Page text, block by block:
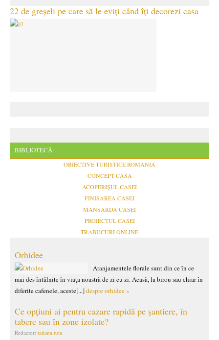
22 de greșeli pe care să le eviți când îți decorezi casa
BIBLIOTECĂ:
OBIECTIVE TURISTICE ROMANIA
CONCEPT CASA
ACOPERIȘUL CASEI
FINISAREA CASEI
MANSARDA CASEI
PROIECTUL CASEI
TRABUCURI ONLINE
Orhidee
Aranjamentele florale sunt din ce în ce
mai des întâlnite în viața noastră de zi cu zi. Acasă, la birou sau chiar în
diferite cafenele, aceste[...]despre orhidee »
Ce opțiuni ai pentru cazare rapidă pe șantiere, în
tabere sau în zone izolate?
Redactor: tatiana.tuta